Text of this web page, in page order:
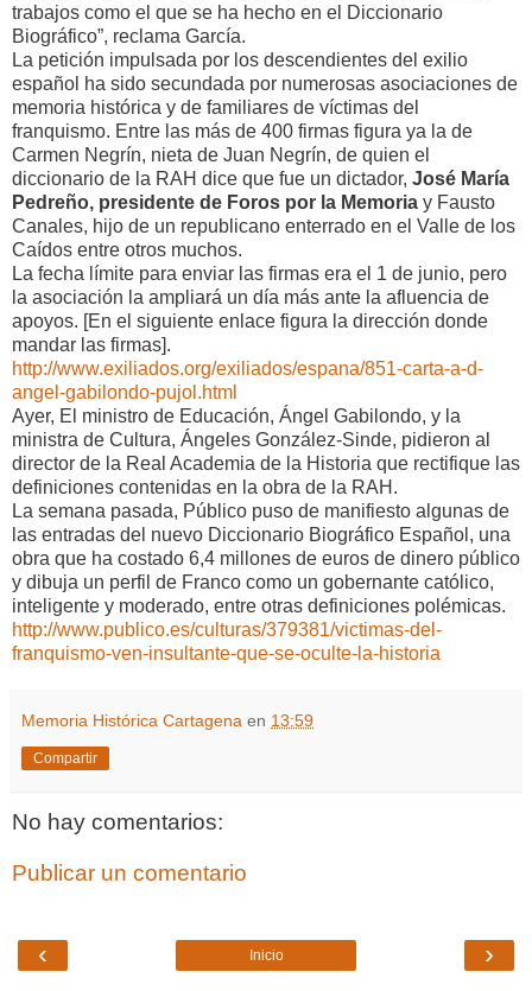
trabajos como el que se ha hecho en el Diccionario
Biográfico”, reclama García.
La petición impulsada por los descendientes del exilio
español ha sido secundada por numerosas asociaciones de
memoria histórica y de familiares de víctimas del
franquismo. Entre las más de 400 firmas figura ya la de
Carmen Negrín, nieta de Juan Negrín, de quien el
diccionario de la RAH dice que fue un dictador, José María
Pedreño, presidente de Foros por la Memoria y Fausto
Canales, hijo de un republicano enterrado en el Valle de los
Caídos entre otros muchos.
La fecha límite para enviar las firmas era el 1 de junio, pero
la asociación la ampliará un día más ante la afluencia de
apoyos. [En el siguiente enlace figura la dirección donde
mandar las firmas].
http://www.exiliados.org/exiliados/espana/851-carta-a-d-
angel-gabilondo-pujol.html
Ayer, El ministro de Educación, Ángel Gabilondo, y la
ministra de Cultura, Ángeles González-Sinde, pidieron al
director de la Real Academia de la Historia que rectifique las
definiciones contenidas en la obra de la RAH.
La semana pasada, Público puso de manifiesto algunas de
las entradas del nuevo Diccionario Biográfico Español, una
obra que ha costado 6,4 millones de euros de dinero público
y dibuja un perfil de Franco como un gobernante católico,
inteligente y moderado, entre otras definiciones polémicas.
http://www.publico.es/culturas/379381/victimas-del-
franquismo-ven-insultante-que-se-oculte-la-historia
Memoria Histórica Cartagena en 13:59
Compartir
No hay comentarios:
Publicar un comentario
‹ ›
Inicio